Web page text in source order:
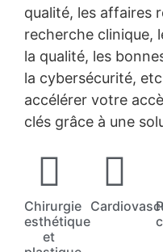
qualité, les affaires
recherche clinique,
la qualité, les
la cybersécurité,
accélérer votre
clés grâce à une
Chirurgie
esthétique
et